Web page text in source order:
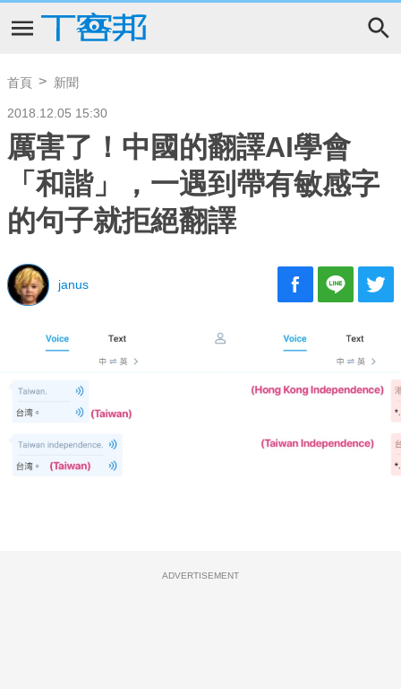
首頁 新聞
2018.12.05 15:30
厲害了！中國的翻譯AI學會
「和諧」，一遇到帶有敏感字
的句子就拒絕翻譯
janus
ADVERTISEMENT